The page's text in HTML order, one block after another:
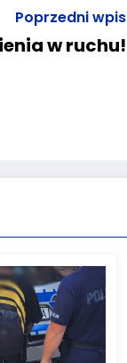
Poprzedni wpis
w ruchu!